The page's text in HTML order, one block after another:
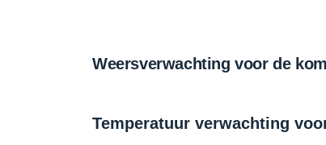
Weersverwachting voor de
Temperatuur verwachting